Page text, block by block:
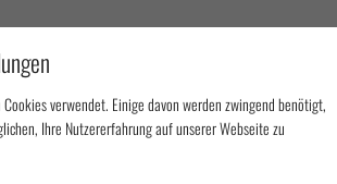
verwendet. Einige davon werden zwingend benötigt,
Ihre Nutzererfahrung auf unserer Webseite zu